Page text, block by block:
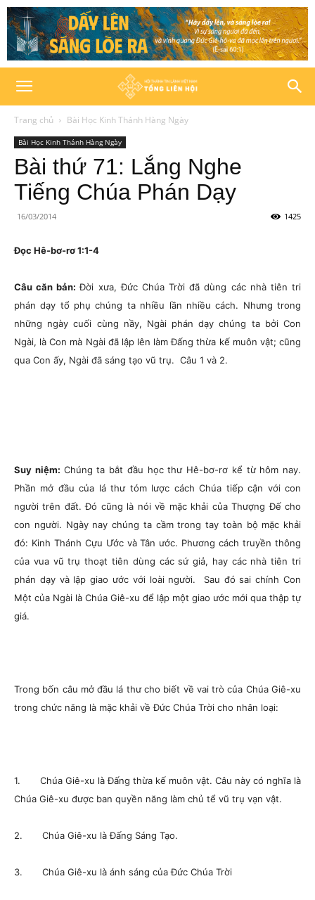
Trang chủ Bài Học Kinh Thánh Hàng Ngày
Bài Học Kinh Thánh Hàng Ngày
Bài thứ 71: Lắng Nghe
Tiếng Chúa Phán Dạy
16/03/2014 1425
Đọc Hê-bơ-rơ 1:1-4
Câu căn bản: Đời xưa, Đức Chúa Trời đã dùng các nhà tiên tri
phán dạy tổ phụ chúng ta nhiều lần nhiều cách. Nhưng trong
những ngày cuối cùng nầy, Ngài phán dạy chúng ta bởi Con
Ngài, là Con mà Ngài đã lập lên làm Đấng thừa kế muôn vật; cũng
qua Con ấy, Ngài đã sáng tạo vũ trụ. Câu 1 và 2.
Suy niệm: Chúng ta bắt đầu học thư Hê-bơ-rơ kể từ hôm nay.
Phần mở đầu của lá thư tóm lược cách Chúa tiếp cận với con
người trên đất. Đó cũng là nói về mặc khải của Thượng Đế cho
con người. Ngày nay chúng ta cầm trong tay toàn bộ mặc khải
đó: Kinh Thánh Cựu Ước và Tân ước. Phương cách truyền thông
của vua vũ trụ thoạt tiên dùng các sứ giả, hay các nhà tiên tri
phán dạy và lập giao ước với loài người. Sau đó sai chính Con
Một của Ngài là Chúa Giê-xu để lập một giao ước mới qua thập tự
giá.
Trong bốn câu mở đầu lá thư cho biết về vai trò của Chúa Giê-xu
trong chức năng là mặc khải về Đức Chúa Trời cho nhân loại:
1. Chúa Giê-xu là Đấng thừa kế muôn vật. Câu này có nghĩa là
Chúa Giê-xu được ban quyền năng làm chủ tể vũ trụ vạn vật.
2. Chúa Giê-xu là Đấng Sáng Tạo.
3. Chúa Giê-xu là ánh sáng của Đức Chúa Trời